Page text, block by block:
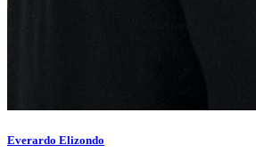
Everardo Elizondo